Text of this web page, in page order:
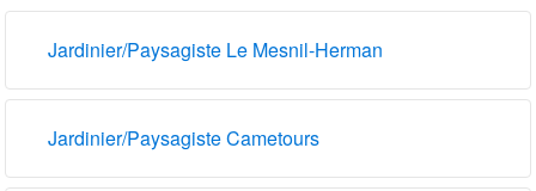
Jardinier/Paysagiste Le Mesnil-Herman
Jardinier/Paysagiste Cametours